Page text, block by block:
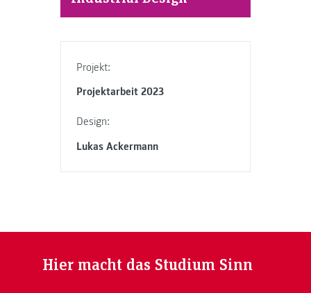
Projekt:
Projektarbeit 2023
Design:
Lukas Ackermann
Hier macht das Studium Sinn